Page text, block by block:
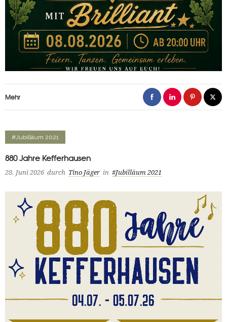
Mehr
#Jubilläum 2021
880 Jahre Kefferhausen
28. Juni 2026 durch Tino Jäger in #Jubilläum 2021